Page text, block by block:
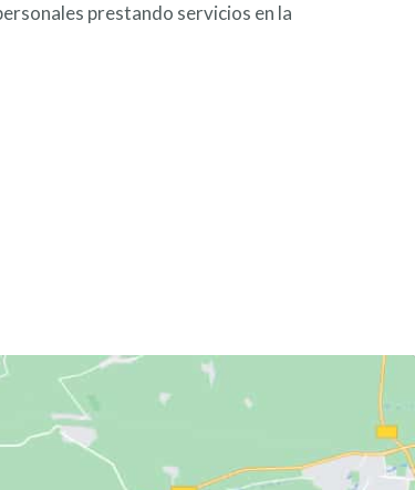
prestando servicios en la